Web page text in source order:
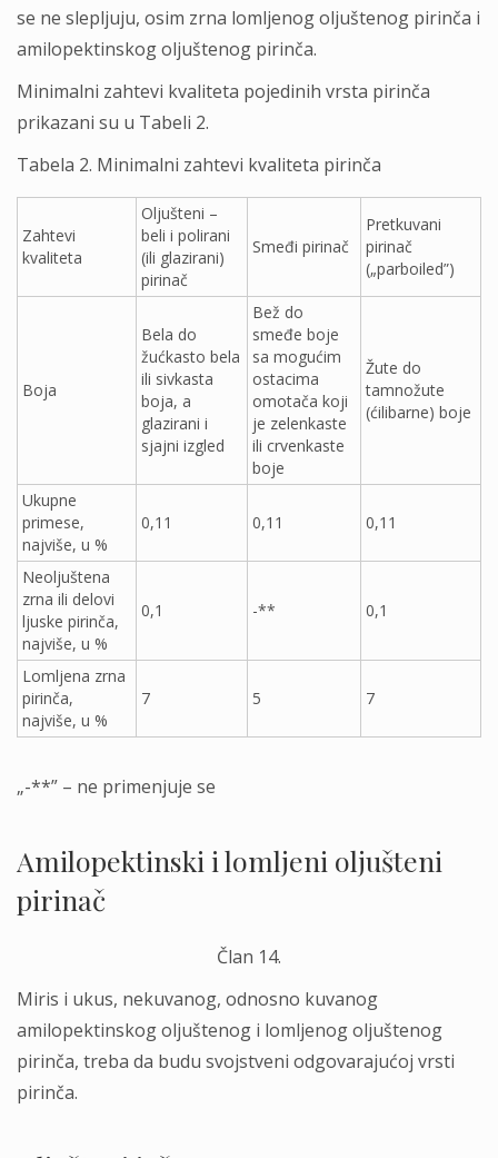
se ne sleplјuju, osim zrna lomlјenog olјuštenog pirinča i
amilopektinskog olјuštenog pirinča.
Minimalni zahtevi kvaliteta pojedinih vrsta pirinča
prikazani su u Tabeli 2.
Tabela 2. Minimalni zahtevi kvaliteta pirinča
Zahtevi
kvaliteta
Oljušteni –
beli i polirani
(ili glazirani)
pirinač
Smeđi pirinač
Pretkuvani
pirinač
(„parboiled”)
Boja
Bela do
žućkasto bela
ili sivkasta
boja, a
glazirani i
sjajni izgled
Bež do
smeđe boje
sa mogućim
ostacima
omotača koji
je zelenkaste
ili crvenkaste
boje
Žute do
tamnožute
(ćilibarne) boje
Ukupne
primese,
najviše, u %
0,11 0,11 0,11
Neoljuštena
zrna ili delovi
ljuske pirinča,
najviše, u %
0,1 -** 0,1
Lomljena zrna
pirinča,
najviše, u %
7 5 7
„-**” – ne primenjuje se
Amilopektinski i lomlјeni olјušteni
pirinač
Član 14.
Miris i ukus, nekuvanog, odnosno kuvanog
amilopektinskog olјuštenog i lomlјenog olјuštenog
pirinča, treba da budu svojstveni odgovarajućoj vrsti
pirinča.